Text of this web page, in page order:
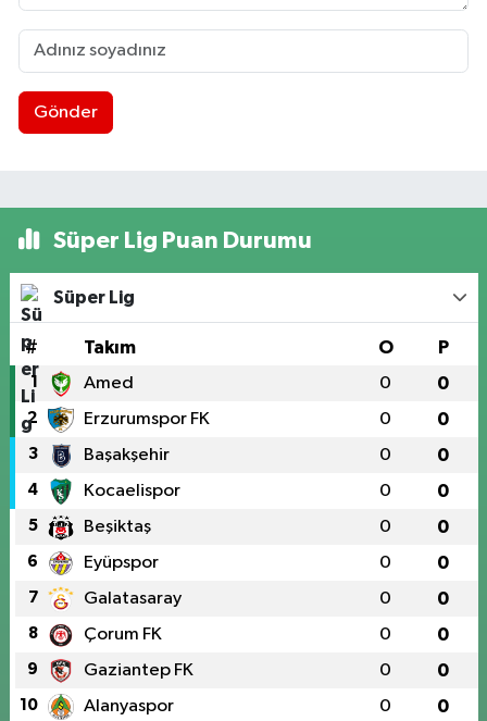
Gönder
Süper Lig Puan Durumu
Süper Lig
# Takım O P
1 Amed 0 0
2 Erzurumspor FK 0 0
3 Başakşehir 0 0
4 Kocaelispor 0 0
5 Beşiktaş 0 0
6 Eyüpspor 0 0
7 Galatasaray 0 0
8 Çorum FK 0 0
9 Gaziantep FK 0 0
10 Alanyaspor 0 0